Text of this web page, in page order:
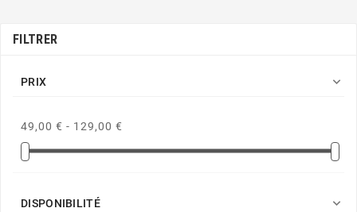
FILTRER
PRIX 
49,00 € - 129,00 €
DISPONIBILITÉ 